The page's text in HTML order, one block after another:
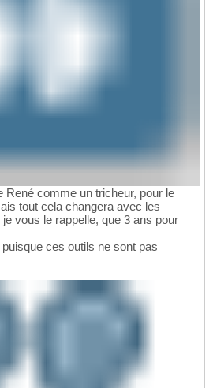
René comme un tricheur, pour le
tout cela changera avec les
vous le rappelle, que 3 ans pour
ces outils ne sont pas